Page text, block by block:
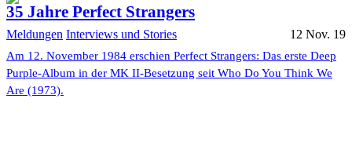
35 Jahre Perfect Strangers
Meldungen Interviews und Stories 12 Nov. 19
Am 12. November 1984 erschien Perfect Strangers: Das erste Deep
Purple-Album in der MK II-Besetzung seit Who Do You Think We
Are (1973).